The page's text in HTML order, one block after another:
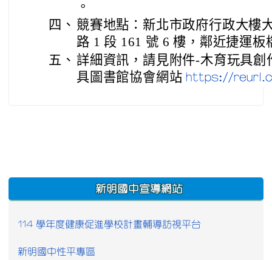
。
四、 競賽地點：新北市政府行政大樓
路 1 段 161 號 6 樓，鄰近捷運
五、 詳細資訊，請見附件-木育玩具
具圖書館協會網站https://
:::
新明國中宣導網站
114 學年度健康促進學校計畫輔導訪視平台
新明國中性平專區